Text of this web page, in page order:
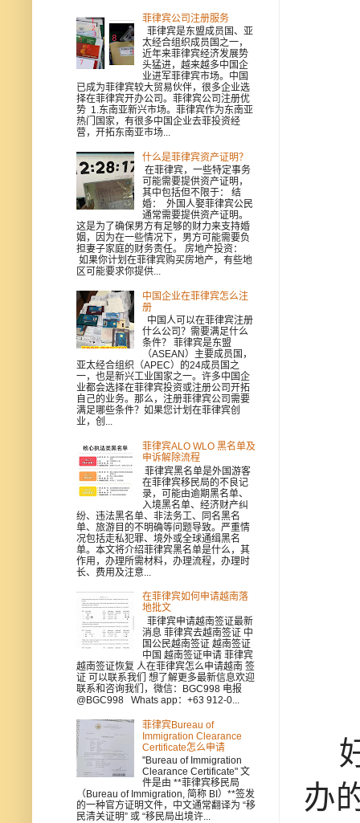
办
菲律宾公司注册服务
菲律宾是东盟成员国、亚
太经合组织成员国之一，
近年来菲律宾经济发展势
头猛进，越来越多中国企
业进军菲律宾市场。中国
已成为菲律宾较大贸易伙伴，很多企业选
择在菲律宾开办公司。菲律宾公司注册优
势 1.东南亚新兴市场。菲律宾作为东南亚
热门国家，有很多中国企业去菲投资经
营，开拓东南亚市场...
什么是菲律宾资产证明？
在菲律宾，一些特定事务
可能需要提供资产证明，
其中包括但不限于： 结
婚： 外国人娶菲律宾公民
通常需要提供资产证明。
这是为了确保男方有足够的财力来支持婚
姻，因为在一些情况下，男方可能需要负
担妻子家庭的财务责任。 房地产投资：
如果你计划在菲律宾购买房地产，有些地
区可能要求你提供...
中国企业在菲律宾怎么注
册
中国人可以在菲律宾注册
什么公司？需要满足什么
条件？ 菲律宾是东盟
（ASEAN）主要成员国，
亚太经合组织（APEC）的24成员国之
一，也是新兴工业国家之一。许多中国企
业都会选择在菲律宾投资或注册公司开拓
自己的业务。那么，注册菲律宾公司需要
满足哪些条件？如果您计划在菲律宾创
业，创...
菲律宾ALO WLO 黑名单及
申诉解除流程
菲律宾黑名单是外国游客
在菲律宾移民局的不良记
录，可能由逾期黑名单、
入境黑名单、经济财产纠
纷、违法黑名单、非法务工、同名黑名
单、旅游目的不明确等问题导致。严重情
况包括走私犯罪、境外或全球通缉黑名
单。本文将介绍菲律宾黑名单是什么，其
作用，办理所需材料，办理流程，办理时
长、费用及注意...
在菲律宾如何申请越南落
地批文
菲律宾申请越南签证最新
消息 菲律宾去越南签证 中
国公民越南签证 越南签证
中国 越南签证申请 菲律宾
越南签证恢复 人在菲律宾怎么申请越南 签
证 可以联系我们 想了解更多最新信息欢迎
联系和咨询我们，微信：BGC998 电报
@BGC998 Whats app：+63 912-0...
菲律宾Bureau of
Immigration Clearance
Certificate怎么申请
"Bureau of Immigration
Clearance Certificate" 文
件是由 **菲律宾移民局
（Bureau of Immigration, 简称 BI）**签发
的一种官方证明文件，中文通常翻译为 “移
民清关证明” 或 “移民局出境许...